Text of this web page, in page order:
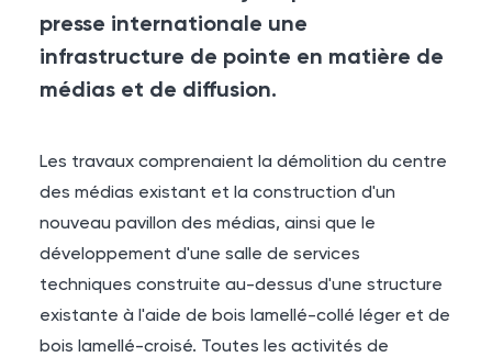
presse internationale une
infrastructure de pointe en matière de
médias et de diffusion.
Les travaux comprenaient la démolition du centre
des médias existant et la construction d'un
nouveau pavillon des médias, ainsi que le
développement d'une salle de services
techniques construite au-dessus d'une structure
existante à l'aide de bois lamellé-collé léger et de
bois lamellé-croisé. Toutes les activités de